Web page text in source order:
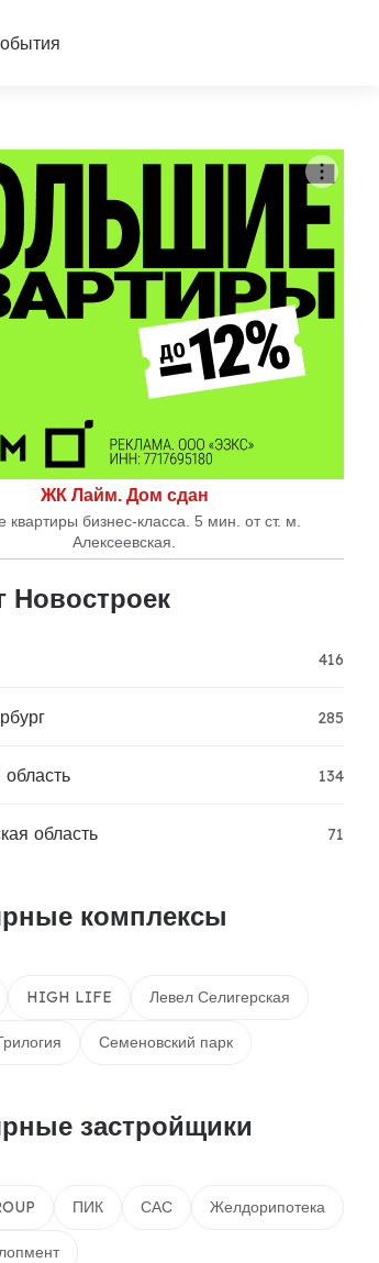
ЖК Лайм. Дом сдан
квартиры бизнес-класса. 5 мин. от ст. м.
Алексеевская.
Новостроек
416
285
134
область 71
комплексы
HIGH LIFE Левел Селигерская
Семеновский парк
застройщики
ПИК САС Желдорипотека